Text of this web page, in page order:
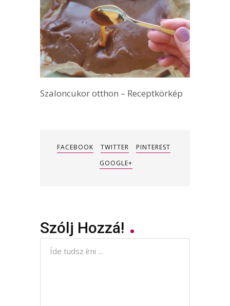
Szaloncukor otthon – Receptkörkép
FACEBOOK TWITTER
PINTEREST
GOOGLE+
Szólj Hozzá!